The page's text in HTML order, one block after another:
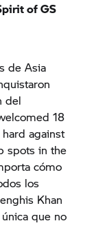
of GS
de Asia
del
18
against
spots in the
cómo
los
Khan
que no